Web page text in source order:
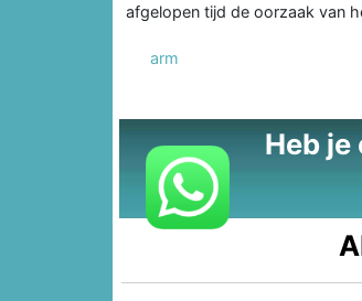
afgelopen tijd de oorzaak van
arm
Heb